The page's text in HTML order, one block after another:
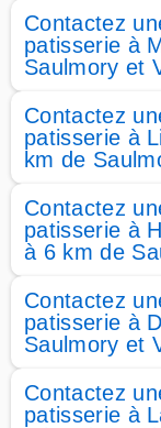
Contactez
patisserie à
Saulmory et
Contactez
patisserie à
km de
Contactez
patisserie à
à 6 km de
Contactez
patisserie à
Saulmory et
Contactez
patisserie à